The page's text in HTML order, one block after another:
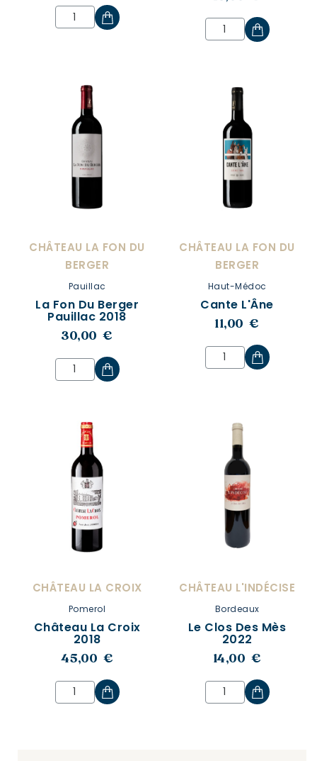
CHÂTEAU LA FON DU
BERGER
Pauillac
La Fon Du Berger
Pauillac 2018
30,00 €
CHÂTEAU LA FON DU
BERGER
Haut-Médoc
Cante L'Âne
11,00 €
CHÂTEAU LA CROIX
Pomerol
Château La Croix
2018
45,00 €
CHÂTEAU L'INDÉCISE
Bordeaux
Le Clos Des Mès
2022
14,00 €